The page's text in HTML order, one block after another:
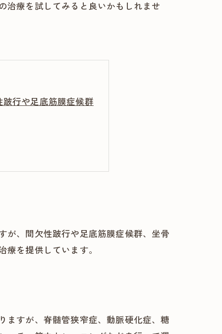
治療を試してみると良いかもしれませ
行や足底筋膜症候群
が、間欠性跛行や足底筋膜症候群、坐骨
を提供しています。
ますが、脊髄管狭窄症、動脈硬化症、糖